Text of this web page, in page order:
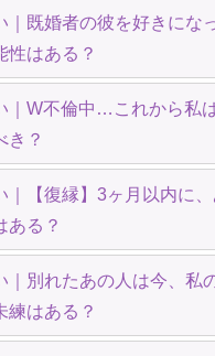
｜既婚者の彼を好きにな
性はある？
｜W不倫中…これから私
き？
｜【復縁】3ヶ月以内に
ある？
｜別れたあの人は今、私
練はある？